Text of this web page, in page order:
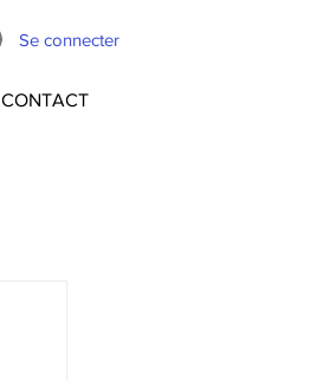
Se connecter
CONTACT